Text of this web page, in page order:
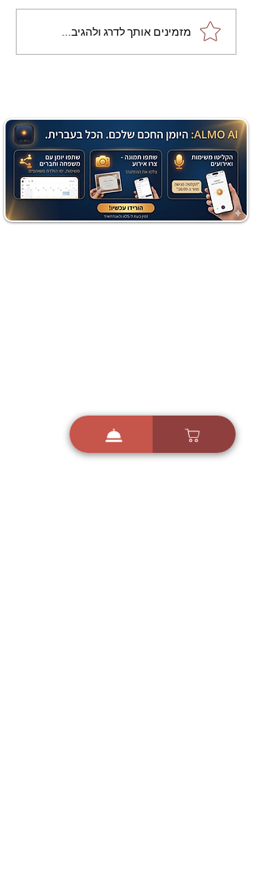
מתכון מנצח עוגת מייפל
שוקולד בחושה וקלה - זיוה
מזמינים אותך לדרג ולהגיב...